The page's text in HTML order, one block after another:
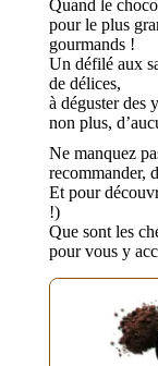
Quand le
pour le plus
gourmands !
Un défilé aux
de délices,
à déguster des
non plus,
Ne manquez
recommander,
Et pour
!)
Que sont les
pour vous y